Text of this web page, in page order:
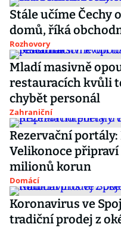
Stále učíme Čechy
domů, říká
Rozhovory
Mladí masivně
restauracích kvůli
chybět personál
Zahraniční
Rezervační
Velikonoce
milionů korun
Domácí
Koronavirus ve
tradiční prodej z